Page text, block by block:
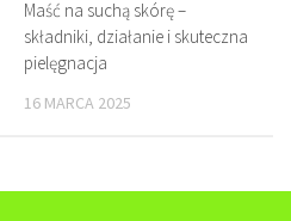
Maść na suchą skórę –
składniki, działanie i skuteczna
pielęgnacja
16 MARCA 2025